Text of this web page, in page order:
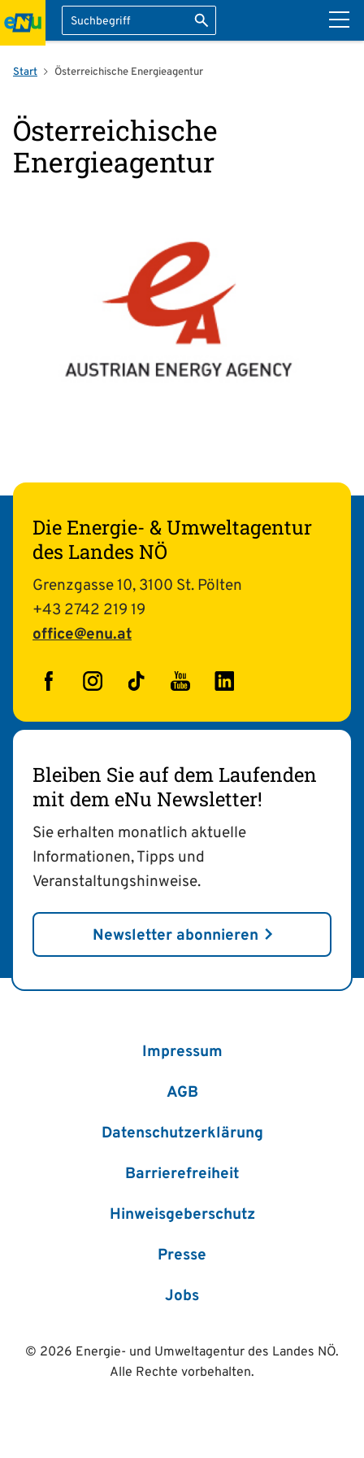
Suche Suche starten
überspringen
Start Österreichische Energieagentur
Österreichische
Energieagentur
Die Energie- & Umweltagentur
des Landes NÖ
Grenzgasse 10, 3100 St. Pölten
+43 2742 219 19
office@enu.at
FacebookInstagram
TikTokYouTubeLinkedIn
Bleiben Sie auf dem Laufenden
mit dem eNu Newsletter!
Sie erhalten monatlich aktuelle
Informationen, Tipps und
Veranstaltungshinweise.
Newsletter abonnieren
Impressum
AGB
Datenschutzerklärung
Barrierefreiheit
Hinweisgeberschutz
Presse
Jobs
© 2026 Energie- und Umweltagentur des Landes NÖ.
Alle Rechte vorbehalten.